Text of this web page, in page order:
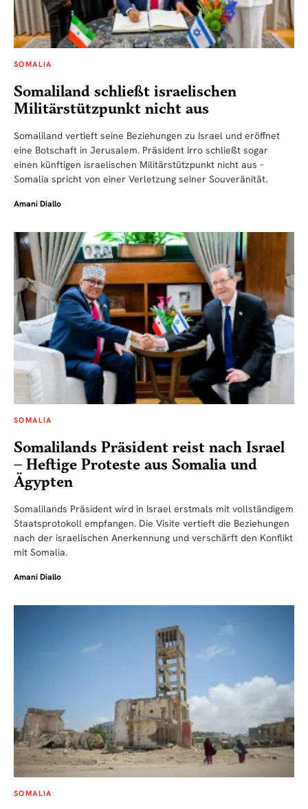
SOMALIA
Somaliland schließt israelischen
Militärstützpunkt nicht aus
Somaliland vertieft seine Beziehungen zu Israel und eröffnet
eine Botschaft in Jerusalem. Präsident Irro schließt sogar
einen künftigen israelischen Militärstützpunkt nicht aus –
Somalia spricht von einer Verletzung seiner Souveränität.
Amani Diallo
SOMALIA
Somalilands Präsident reist nach Israel
– Heftige Proteste aus Somalia und
Ägypten
Somalilands Präsident wird in Israel erstmals mit vollständigem
Staatsprotokoll empfangen. Die Visite vertieft die Beziehungen
nach der israelischen Anerkennung und verschärft den Konflikt
mit Somalia.
Amani Diallo
SOMALIA